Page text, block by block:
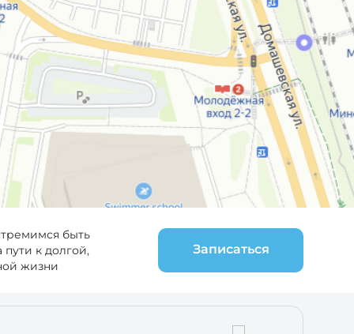
быть
к долгой,
жизни
Записаться